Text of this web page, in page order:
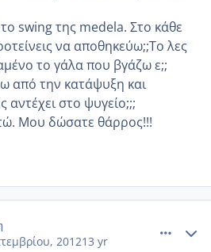
swing της medela. Στο κάθε
να αποθηκεύω;;Το λες
το γάλα που βγάζω ε;;
από την κατάψυξη και
αντέχει στο ψυγείο;;;
Μου δώσατε θάρρος!!!
201213 yr